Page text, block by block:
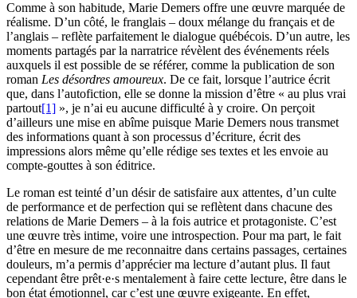
Comme à son habitude, Marie Demers offre une œuvre marquée de
réalisme. D’un côté, le franglais – doux mélange du français et de
l’anglais – reflète parfaitement le dialogue québécois. D’un autre, les
moments partagés par la narratrice révèlent des événements réels
auxquels il est possible de se référer, comme la publication de son
roman Les désordres amoureux. De ce fait, lorsque l’autrice écrit
que, dans l’autofiction, elle se donne la mission d’être « au plus vrai
partout[1] », je n’ai eu aucune difficulté à y croire. On perçoit
d’ailleurs une mise en abîme puisque Marie Demers nous transmet
des informations quant à son processus d’écriture, écrit des
impressions alors même qu’elle rédige ses textes et les envoie au
compte-gouttes à son éditrice.
Le roman est teinté d’un désir de satisfaire aux attentes, d’un culte
de performance et de perfection qui se reflètent dans chacune des
relations de Marie Demers – à la fois autrice et protagoniste. C’est
une œuvre très intime, voire une introspection. Pour ma part, le fait
d’être en mesure de me reconnaitre dans certains passages, certaines
douleurs, m’a permis d’apprécier ma lecture d’autant plus. Il faut
cependant être prêt·e·s mentalement à faire cette lecture, être dans le
bon état émotionnel, car c’est une œuvre exigeante. En effet,